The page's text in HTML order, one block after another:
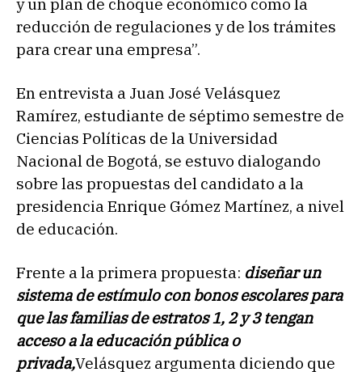
y un plan de choque económico como la
reducción de regulaciones y de los trámites
para crear una empresa”.
En entrevista a Juan José Velásquez
Ramírez, estudiante de séptimo semestre de
Ciencias Políticas de la Universidad
Nacional de Bogotá, se estuvo dialogando
sobre las propuestas del candidato a la
presidencia Enrique Gómez Martínez, a nivel
de educación.
Frente a la primera propuesta: diseñar un
sistema de estímulo con bonos escolares para
que las familias de estratos 1, 2 y 3 tengan
acceso a la educación pública o
privada,Velásquez argumenta diciendo que